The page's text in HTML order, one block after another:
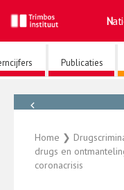
naar
de
inhoud
Publicaties
Home ❯
drugs en
coronacrisis
←